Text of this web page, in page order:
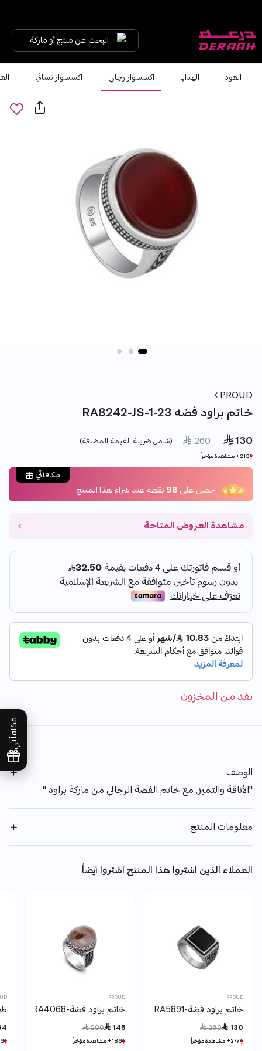
البحث عن منتج أو ماركة
العود الهدايا اكسسوار رجالي اكسسوار نسائي
مكافآتي
PROUD
RA8242-JS-1-23 خاتم براود فضه
 130
Price reduced from
 260
to (شامل ضريبة القيمة المضافة)
213+ مشاهدة مؤخراً
37+ بيع مؤخراً
213+ مشاهدة مؤخراً
37+ بيع مؤخراً
مكافآتي
احصل على 98 نقطة عند شراء هذا المنتج
مشاهدة العروض المتاحة
نفد من المخزون
الوصف
"الأناقة والتميز, مع خاتم الفضة الرجالي من ماركة براود "
معلومات المنتج
العملاء الذين اشتروا هذا المنتج اشتروا أيضاً
PROUD
خاتم براود فضة-RA5891
 130
Price reduced from
 260
277+ مشاهدة مؤخراً
277+ مشاهدة مؤخراً
PROUD
خاتم براود فضة-RA4068
 145
Price reduced from
 290
186+ مشاهدة مؤخراً
186+ مشاهدة مؤخراً